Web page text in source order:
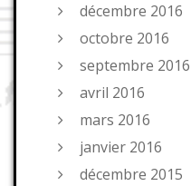
décembre 2016
octobre 2016
septembre 2016
avril 2016
mars 2016
janvier 2016
décembre 2015